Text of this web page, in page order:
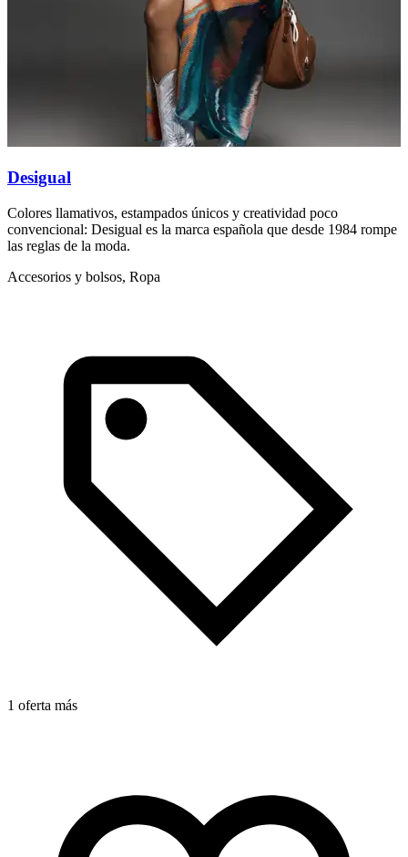
Desigual
Colores llamativos, estampados únicos y creatividad poco
convencional: Desigual es la marca española que desde 1984 rompe
las reglas de la moda.
Accesorios y bolsos, Ropa
1 oferta más